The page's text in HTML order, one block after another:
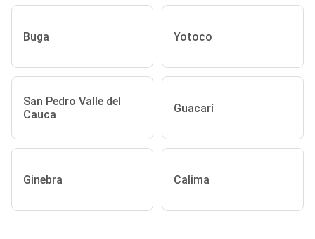
Buga Yotoco
San Pedro Valle del
Cauca
Guacarí
Ginebra Calima